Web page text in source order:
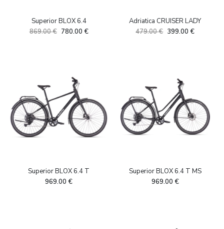
Superior BLOX 6.4
869.00€ Algne
780.00 €Current
Adriatica CRUISER LADY
479.00€ Algne
399.00 €Current
Superior BLOX 6.4 T
969.00 €
Superior BLOX 6.4 T MS
969.00 €